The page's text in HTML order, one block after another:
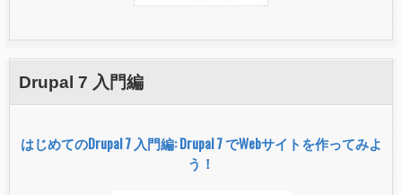
Drupal 7 入門編
はじめてのDrupal 7 入門編: Drupal 7 でWebサイトを作ってみよ
う！